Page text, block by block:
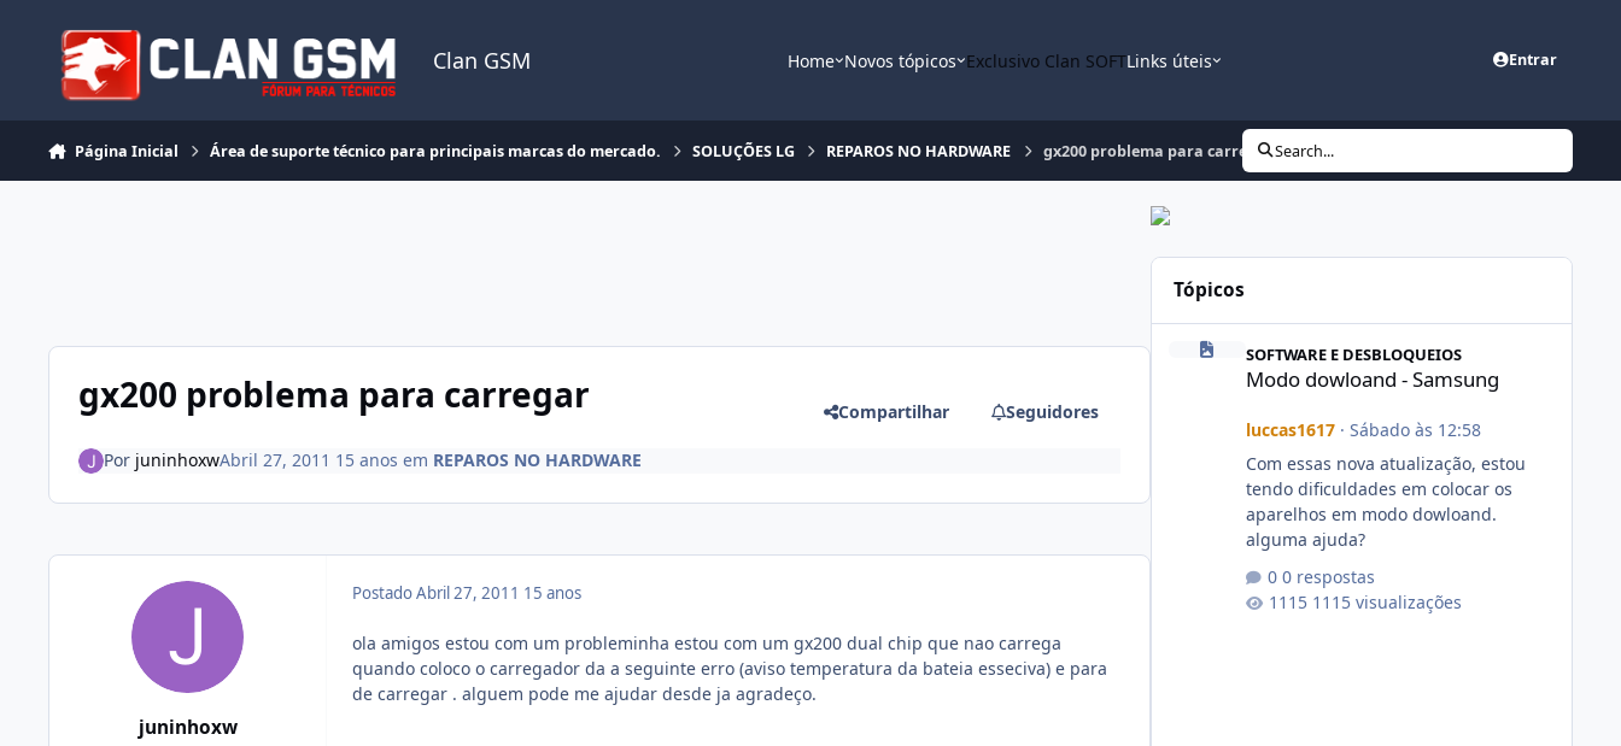
Clan GSM Home Novos tópicos Exclusivo Clan SOFTLinks úteis Entrar
Página Inicial Área de suporte técnico para principais marcas do mercado. SOLUÇÕES LG REPAROS NO HARDWARE gx200 problema para carregarSearch...
gx200 problema para carregar Compartilhar Seguidores
Por juninhoxwAbril 27, 2011 15 anos em REPAROS NO HARDWARE
juninhoxw
PostadoAbril 27, 2011 15 anos
ola amigos estou com um probleminha estou com um gx200 dual chip que nao carrega
quando coloco o carregador da a seguinte erro (aviso temperatura da bateia esseciva) e para
de carregar . alguem pode me ajudar desde ja agradeço.
Tópicos
SOFTWARE E DESBLOQUEIOS
Modo dowloand - Samsung
luccas1617· Sábado às 12:58
Com essas nova atualização, estou
tendo dificuldades em colocar os
aparelhos em modo dowloand.
alguma ajuda?
0 respostas
1115 visualizações